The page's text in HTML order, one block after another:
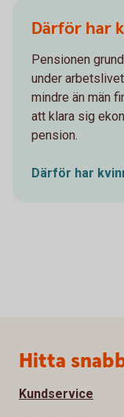
Därför har
Pensionen
under
mindre än män
att klara sig
pension.
Därför har
Sidfot
Hitta
Kundservice